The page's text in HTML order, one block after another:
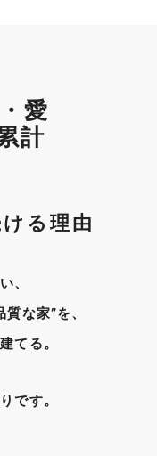
る理由
、
な家”を、
てる。
です。